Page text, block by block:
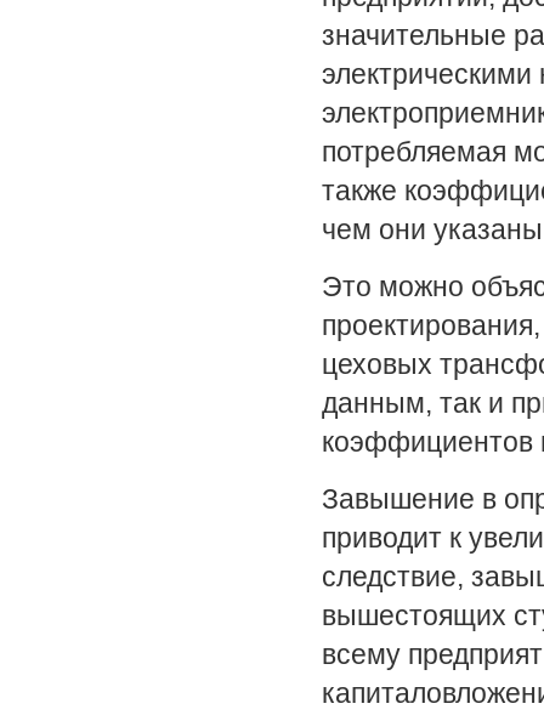
значительные
потребляемая
также
чем они
Это можно
цеховых
данным, так и
коэффициентов
Завышение в
приводит к
следствие,
вышестоящих
всему